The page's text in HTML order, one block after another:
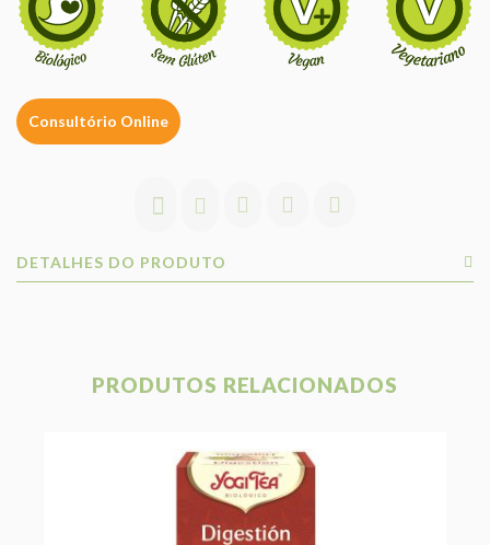
harmonia com a natureza e com o meio ambiente.
Consultório Online
DETALHES DO PRODUTO
PRODUTOS RELACIONADOS